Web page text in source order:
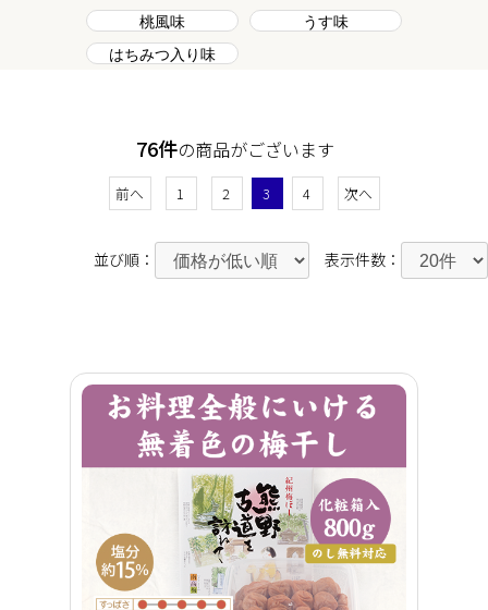
桃風味
うす味
はちみつ入り味
76件の商品がございます
前へ 1 2 3 4 次へ
並び順： 表示件数：